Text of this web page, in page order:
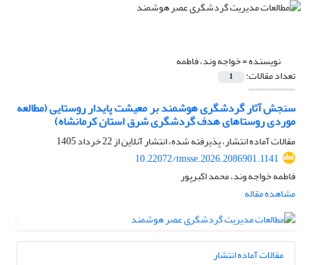
نویسنده =خواجه وند، فاطمه
تعداد مقالات: 1
سنجش آثار گردشگری هوشمند بر معیشت پایدار روستایی (مطالعه
موردی روستاهای هدف گردشگری شرق استان کرمانشاه)
مقالات آماده انتشار، پذیرفته شده، انتشار آنلاین از22 خرداد 1405
10.22072/tmsse.2026.2086901.1141
فاطمه خواجه وند، محمد اکبرپور
مشاهده مقاله
مقالات آماده انتشار